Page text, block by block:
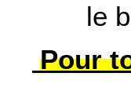
le
Pour